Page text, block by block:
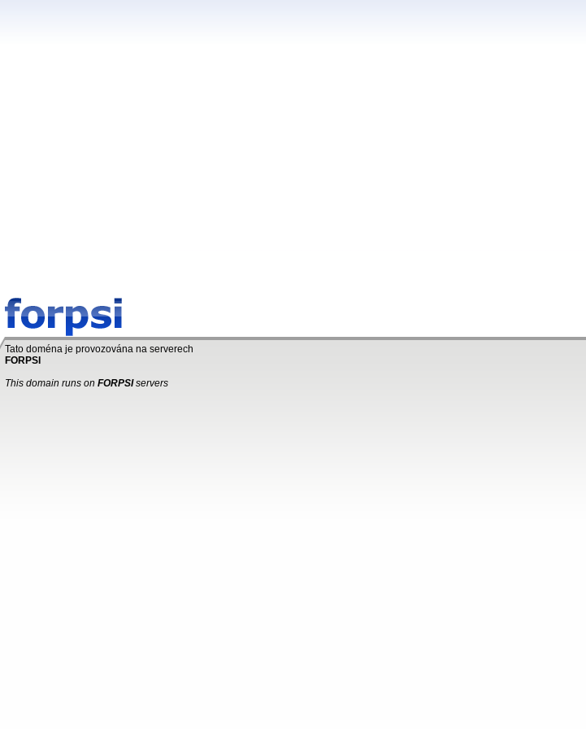
Tato doména je provozována na serverech
FORPSI
This domain runs on FORPSIservers